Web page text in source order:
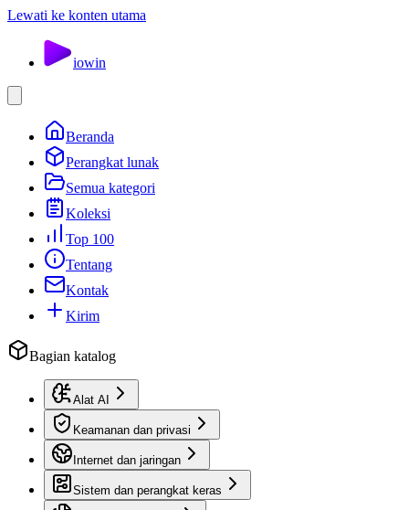
Lewati ke konten utama
iowin
Beranda
Perangkat lunak
Semua kategori
Koleksi
Top 100
Tentang
Kontak
Kirim
Bagian katalog
Alat AI
Keamanan dan privasi
Internet dan jaringan
Sistem dan perangkat keras